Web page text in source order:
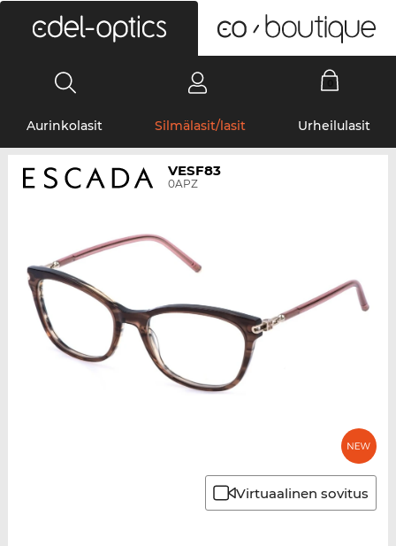
Aurinkolasit Silmälasit/lasit Urheilulasit
VESF83
0APZ
Virtuaalinen sovitus